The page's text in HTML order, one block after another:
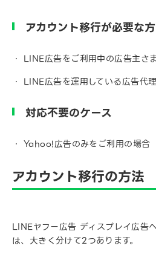
アカウント移行が必要な方
LINE広告をご利用中の広告主さ
LINE広告を運用している広告代
対応不要のケース
Yahoo!広告のみをご利用の場合
アカウント移行の方法
LINEヤフー広告 ディスプレイ広告
は、大きく分けて2つあります。